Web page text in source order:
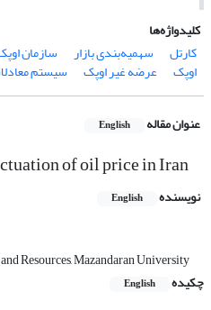
کلیدواژه‌ها
کارتل
سهمیه‌بندی بازار سازمان
اوپک عرضه غیر اوپک سیستم
عنوان مقاله English
of oil price in Iran
نویسنده English
Resources, Mazandaran University
چکیده
English